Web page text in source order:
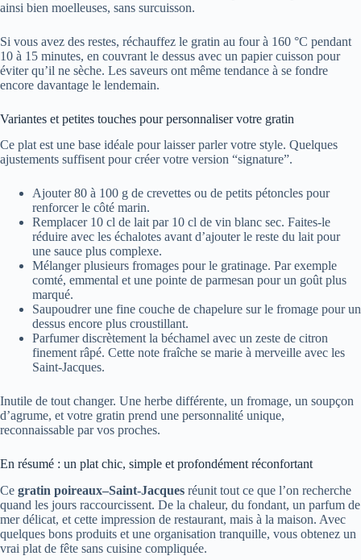
ainsi bien moelleuses, sans surcuisson.
Si vous avez des restes, réchauffez le gratin au four à 160 °C pendant
10 à 15 minutes, en couvrant le dessus avec un papier cuisson pour
éviter qu’il ne sèche. Les saveurs ont même tendance à se fondre
encore davantage le lendemain.
Variantes et petites touches pour personnaliser votre gratin
Ce plat est une base idéale pour laisser parler votre style. Quelques
ajustements suffisent pour créer votre version “signature”.
Ajouter 80 à 100 g de crevettes ou de petits pétoncles pour
renforcer le côté marin.
Remplacer 10 cl de lait par 10 cl de vin blanc sec. Faites-le
réduire avec les échalotes avant d’ajouter le reste du lait pour
une sauce plus complexe.
Mélanger plusieurs fromages pour le gratinage. Par exemple
comté, emmental et une pointe de parmesan pour un goût plus
marqué.
Saupoudrer une fine couche de chapelure sur le fromage pour un
dessus encore plus croustillant.
Parfumer discrètement la béchamel avec un zeste de citron
finement râpé. Cette note fraîche se marie à merveille avec les
Saint-Jacques.
Inutile de tout changer. Une herbe différente, un fromage, un soupçon
d’agrume, et votre gratin prend une personnalité unique,
reconnaissable par vos proches.
En résumé : un plat chic, simple et profondément réconfortant
Ce gratin poireaux–Saint-Jacques réunit tout ce que l’on recherche
quand les jours raccourcissent. De la chaleur, du fondant, un parfum de
mer délicat, et cette impression de restaurant, mais à la maison. Avec
quelques bons produits et une organisation tranquille, vous obtenez un
vrai plat de fête sans cuisine compliquée.